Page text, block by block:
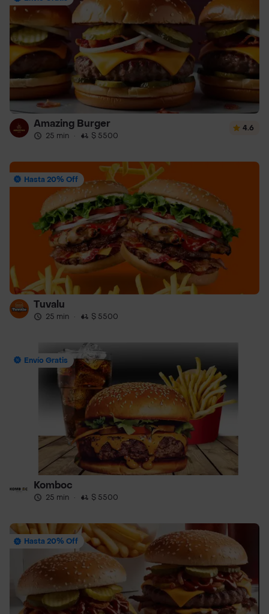
Amazing Burger
25 min · $ 5500
4.6
Hasta 20% Off
Tuvalu
25 min · $ 5500
Envío Gratis
Komboc
25 min · $ 5500
Hasta 20% Off